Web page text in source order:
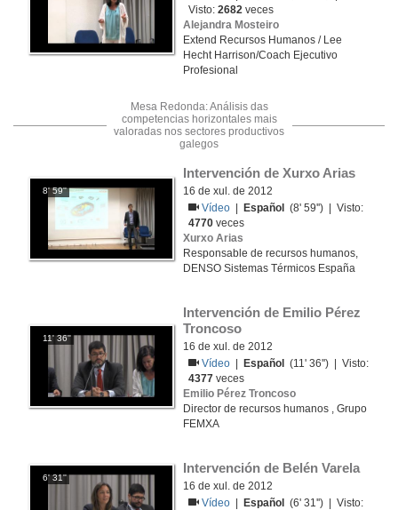
Visto:2682 veces
Alejandra Mosteiro
Extend Recursos Humanos / Lee
Hecht Harrison/Coach Ejecutivo
Profesional
Mesa Redonda: Análisis das
competencias horizontales mais
valoradas nos sectores productivos
galegos
8' 59''
Intervención de Xurxo Arias
16 de xul. de 2012
Vídeo
Español
(8' 59'') | Visto:
4770 veces
Xurxo Arias
Responsable de recursos humanos,
DENSO Sistemas Térmicos España
11' 36''
Intervención de Emilio Pérez
Troncoso
16 de xul. de 2012
Vídeo
Español
(11' 36'') | Visto:
4377 veces
Emilio Pérez Troncoso
Director de recursos humanos , Grupo
FEMXA
6' 31''
Intervención de Belén Varela
16 de xul. de 2012
Vídeo
Español
(6' 31'') | Visto: